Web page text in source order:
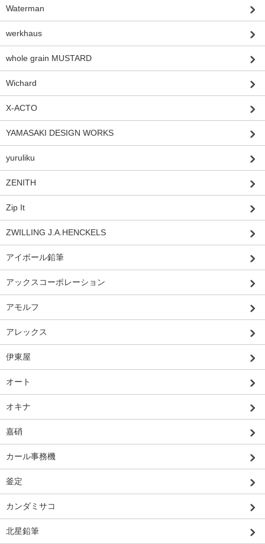
Waterman
werkhaus
whole grain MUSTARD
Wichard
X-ACTO
YAMASAKI DESIGN WORKS
yuruliku
ZENITH
Zip It
ZWILLING J.A.HENCKELS
アイボール鉛筆
アックスコーポレーション
アモルフ
アレックス
伊東屋
オート
オキナ
嘉硝
カール事務機
釜定
カンダミサコ
北星鉛筆